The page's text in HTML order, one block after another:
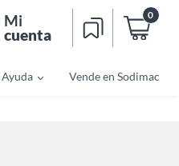
Mi
cuenta
0
Ayuda Vende en Sodimac